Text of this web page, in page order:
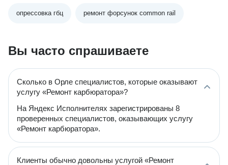
опрессовка гбц ремонт форсунок common rail
Вы часто спрашиваете
Сколько в Орле специалистов, которые оказывают
услугу «Ремонт карбюратора»?
На Яндекс Исполнителях зарегистрированы 8
проверенных специалистов, оказывающих услугу
«Ремонт карбюратора».
Клиенты обычно довольны услугой «Ремонт